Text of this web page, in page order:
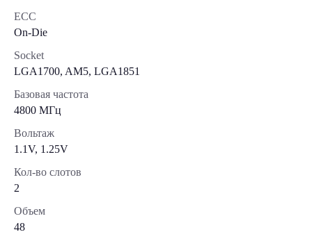
ECC
On-Die
Socket
LGA1700, AM5, LGA1851
Базовая частота
4800 МГц
Вольтаж
1.1V, 1.25V
Кол-во слотов
2
Объем
48